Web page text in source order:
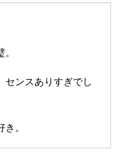
センスありすぎでし
。